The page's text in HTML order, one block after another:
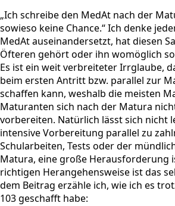
„Ich schreibe den MedAt nach der
sowieso keine Chance.“ Ich denke
MedAt auseinandersetzt, hat diesen
Öfteren gehört oder ihn womöglich
Es ist ein weit verbreiteter Irrglaube,
beim ersten Antritt bzw. parallel zur
schaffen kann, weshalb die meisten
Maturanten sich nach der Matura
vorbereiten. Natürlich lässt sich nicht
intensive Vorbereitung parallel zu
Schularbeiten, Tests oder der
Matura, eine große Herausforderung
richtigen Herangehensweise ist das
dem Beitrag erzähle ich, wie ich es
103 geschafft habe: